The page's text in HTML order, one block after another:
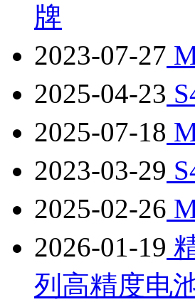
牌
2023-07-27
2025-04-23
2025-07-18
2023-03-29
2025-02-26
2026-01-19
列高精度电